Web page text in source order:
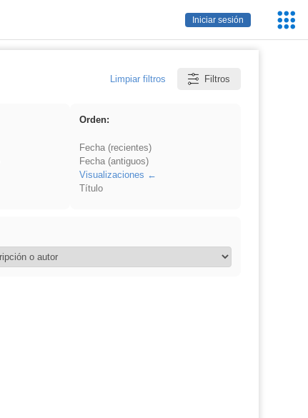
Iniciar sesión
Limpiar filtros Filtros
Orden:
Fecha (recientes)
Fecha (antiguos)
Visualizaciones
Título